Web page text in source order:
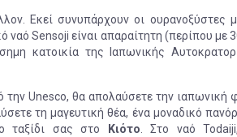
Εκεί συνυπάρχουν οι ουρανοξύστες
Sensoji είναι απαραίτητη (περίπου με
κατοικία της Ιαπωνικής
την Unesco, θα απολαύσετε την ιαπωνική
τη μαγευτική θέα, ένα μοναδικό
ταξίδι σας στο
Κιότο . Στο ναό